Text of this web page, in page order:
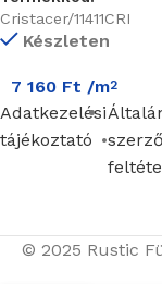
Cristacer/11411CRI
Készleten
7 160 Ft /m2
Adatkezelési
tájékoztató
© 2025 Rustic